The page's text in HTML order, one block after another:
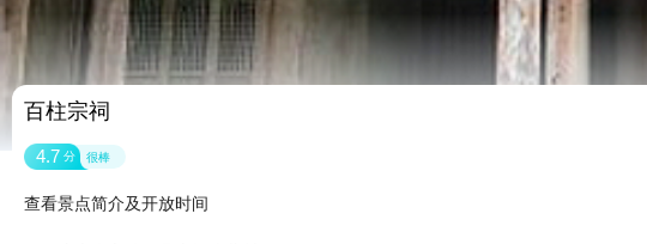
百柱宗祠
4.7 分 很棒
查看景点简介及开放时间